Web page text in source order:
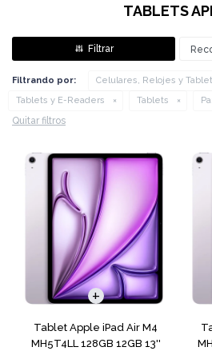
TABLETS
Filtrando por:
Celulares, Relojes y
Tablets y E-Readers
Tablets
Quitar filtros
Tablet Apple iPad Air M4
MH5T4LL 128GB 12GB 13''